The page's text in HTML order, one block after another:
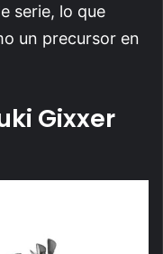
serie, lo que
un precursor en
Gixxer